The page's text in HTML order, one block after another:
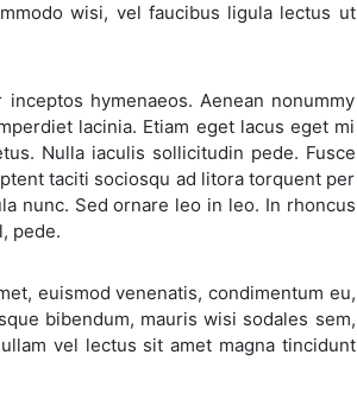
wisi, vel faucibus ligula lectus ut
hymenaeos. Aenean nonummy
lacinia. Etiam eget lacus eget mi
Nulla iaculis sollicitudin pede. Fusce
taciti sociosqu ad litora torquent per
nunc. Sed ornare leo in leo. In rhoncus
pede.
euismod venenatis, condimentum eu,
bibendum, mauris wisi sodales sem,
vel lectus sit amet magna tincidunt